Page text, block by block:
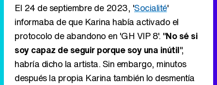
El 24 de septiembre de 2023, 'Socialité'
informaba de que Karina había activado el
protocolo de abandono en 'GH VIP 8'. "No sé si
soy capaz de seguir porque soy una inútil",
habría dicho la artista. Sin embargo, minutos
después la propia Karina también lo desmentía